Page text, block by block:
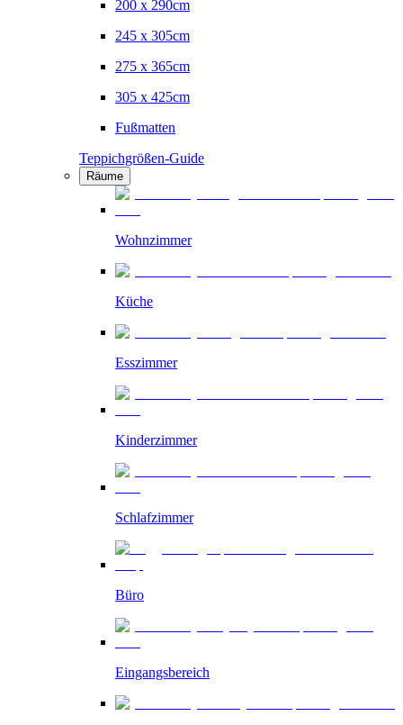
200 x 290cm
245 x 305cm
275 x 365cm
305 x 425cm
Fußmatten
Teppichgrößen-Guide
Räume
Wohnzimmer
Küche
Esszimmer
Kinderzimmer
Schlafzimmer
Büro
Eingangsbereich